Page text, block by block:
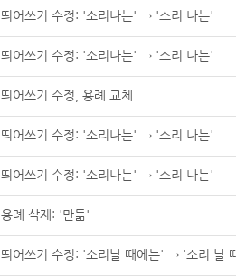
띄어쓰기 수정: '소리나는' → '소리 나는'
띄어쓰기 수정: '소리나는' → '소리 나는'
띄어쓰기 수정, 용례 교체
띄어쓰기 수정: '소리나는' → '소리 나는'
띄어쓰기 수정: '소리나는' → '소리 나는'
용례 삭제: '만듦'
띄어쓰기 수정: '소리날 때에는' → '소리 날